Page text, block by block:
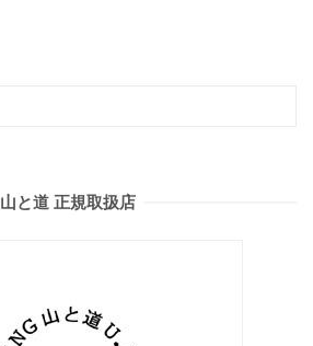
山と道 正規取扱店